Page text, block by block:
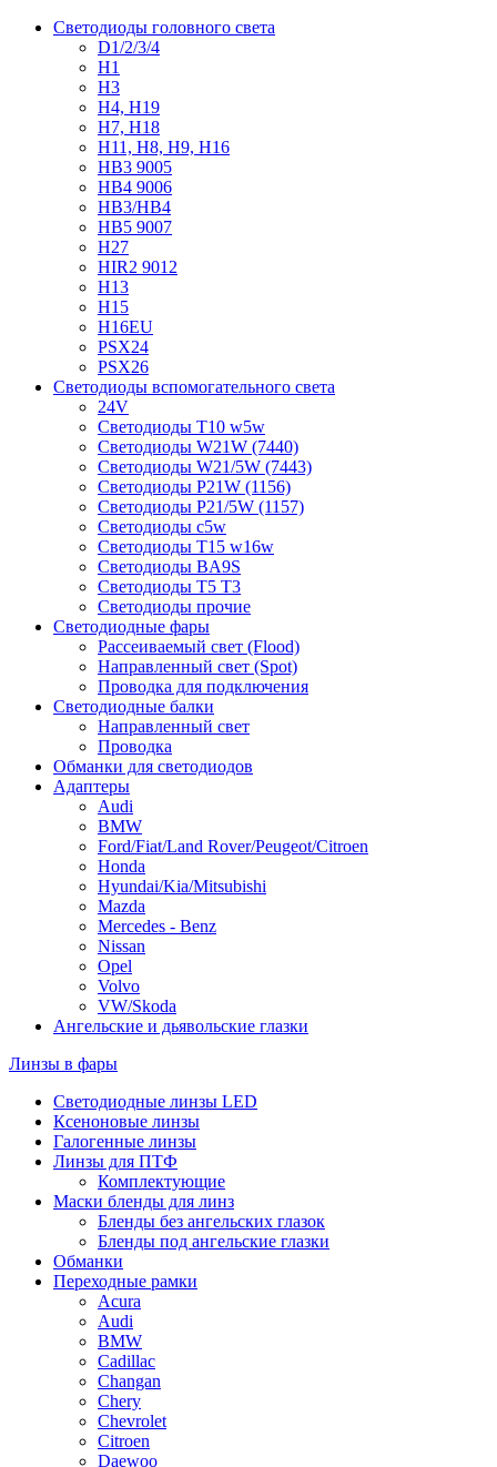
Светодиоды головного света
D1/2/3/4
H1
H3
H4, H19
H7, H18
H11, H8, H9, H16
HB3 9005
HB4 9006
HB3/HB4
HB5 9007
H27
HIR2 9012
H13
H15
H16EU
PSX24
PSX26
Светодиоды вспомогательного света
24V
Светодиоды T10 w5w
Светодиоды W21W (7440)
Светодиоды W21/5W (7443)
Светодиоды P21W (1156)
Светодиоды P21/5W (1157)
Светодиоды c5w
Светодиоды T15 w16w
Светодиоды BA9S
Светодиоды T5 T3
Светодиоды прочие
Светодиодные фары
Рассеиваемый свет (Flood)
Направленный свет (Spot)
Проводка для подключения
Светодиодные балки
Направленный свет
Проводка
Обманки для светодиодов
Адаптеры
Audi
BMW
Ford/Fiat/Land Rover/Peugeot/Citroen
Honda
Hyundai/Kia/Mitsubishi
Mazda
Mercedes - Benz
Nissan
Opel
Volvo
VW/Skoda
Ангельские и дьявольские глазки
Линзы в фары
Светодиодные линзы LED
Ксеноновые линзы
Галогенные линзы
Линзы для ПТФ
Комплектующие
Маски бленды для линз
Бленды без ангельских глазок
Бленды под ангельские глазки
Обманки
Переходные рамки
Acura
Audi
BMW
Cadillac
Changan
Chery
Chevrolet
Citroen
Daewoo